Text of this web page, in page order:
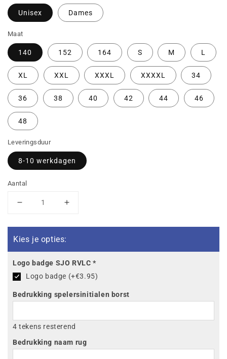
Unisex Dames
Maat
140 152 164 S M L
XL XXL XXXL XXXXL 34
36 38 40 42 44 46
48
Leveringsduur
8-10 werkdagen
Aantal
Aantal
voor
SJO
RVLC
Polo
Classico
Aantal
voor
RVLC
Polo
Classico
Kies je opties:
Logo badge SJO RVLC *
Logo badge (+€3.95)
Bedrukking spelersinitialen borst
4 tekens resterend
Bedrukking naam rug